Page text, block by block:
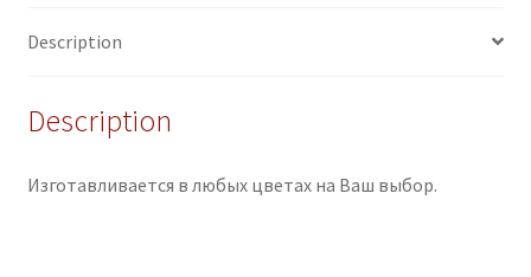
Description
Description
Изготавливается в любых цветах на Ваш выбор.